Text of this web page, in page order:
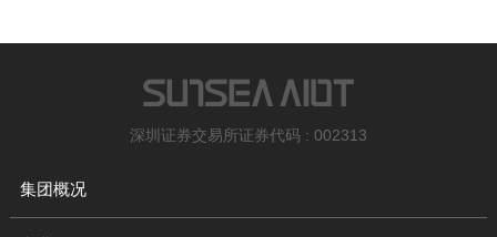
深圳证券交易所证券代码 : 002313
集团概况